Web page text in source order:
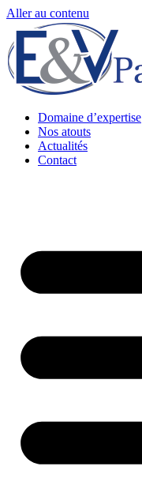
Aller au contenu
Domaine d’expertise
Nos atouts
Actualités
Contact